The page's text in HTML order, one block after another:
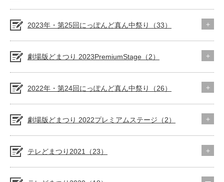
2023年・第25回にっぽんど真ん中祭り（33）
劇場版どまつり 2023PremiumStage（2）
2022年・第24回にっぽんど真ん中祭り（26）
劇場版どまつり 2022プレミアムステージ（2）
テレどまつり2021（23）